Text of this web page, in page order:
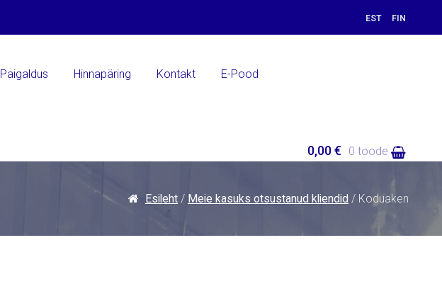
EST FIN
Paigaldus Hinnapäring Kontakt E-Pood
0,00 € 0 toode
Esileht/ Meie kasuks otsustanud kliendid / Koduaken